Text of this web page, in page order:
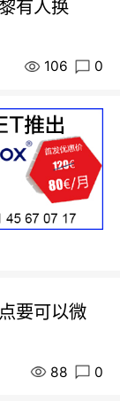
有人换
106 0
要可以微
88 0